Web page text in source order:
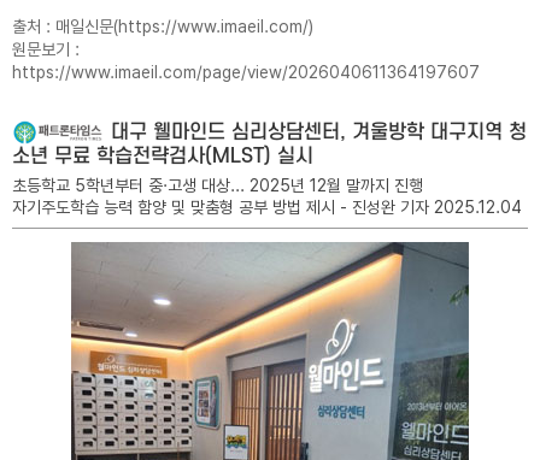
출처 : 매일신문(https://www.imaeil.com/)
원문보기 :
https://www.imaeil.com/page/view/2026040611364197607
대구 웰마인드 심리상담센터, 겨울방학 대구지역 청
소년 무료 학습전략검사(MLST) 실시
초등학교 5학년부터 중·고생 대상... 2025년 12월 말까지 진행
자기주도학습 능력 함양 및 맞춤형 공부 방법 제시 - 진성완 기자 2025.12.04
국번없이 118)
- 대검찰청 사이버범죄수사단 (
- 경찰청 사이버안전국 (www.police.go.kr/
7. 개인정보처리방침의 변경
현재 개인정보취급방침 내용 추가, 삭제 및 수정
이 있을 시에는 개정 최소 7일전부터 홈페이지
의 '공지사항'을 통해 고지할 것입니다. 다만, 개
인정보의 수집 및 활용, 제3자 제공 등과 같이
- 공고일자 : 2023년 1월 10일
- 시행일자 : 2023년 1월 10일